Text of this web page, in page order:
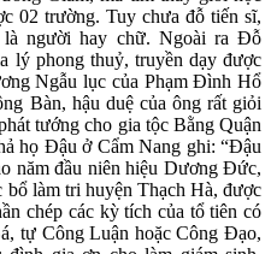
02 trường. Tuy chưa đỗ tiến sĩ,
người hay chữ. Ngoài ra Đỗ
lý phong thuỷ, truyền dạy được
Ngẫu lục của Phạm Đình Hổ
Bàn, hậu duệ của ông rất giỏi
tướng cho gia tộc Bằng Quận
họ Đậu ở Cẩm Nang ghi: “Đậu
năm đầu niên hiệu Dương Đức,
làm tri huyện Thạch Hà, được
chép các kỳ tích của tổ tiên có
tự Công Luận hoặc Công Đạo,